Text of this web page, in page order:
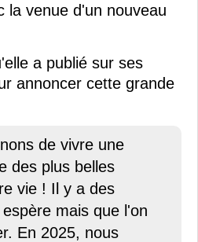
la venue d'un nouveau
a publié sur ses
annoncer cette grande
de vivre une
des plus belles
vie ! Il y a des
mais que l'on
En 2025, nous